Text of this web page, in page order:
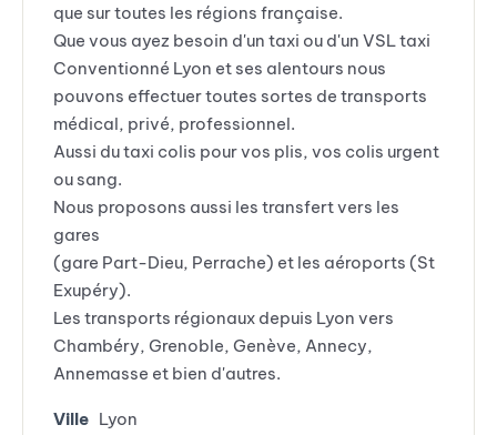
que sur toutes les régions française.
Que vous ayez besoin d'un taxi ou d'un VSL taxi
Conventionné Lyon et ses alentours nous
pouvons effectuer toutes sortes de transports
médical, privé, professionnel.
Aussi du taxi colis pour vos plis, vos colis urgent
ou sang.
Nous proposons aussi les transfert vers les
gares
(gare Part-Dieu, Perrache) et les aéroports (St
Exupéry).
Les transports régionaux depuis Lyon vers
Chambéry, Grenoble, Genève, Annecy,
Annemasse et bien d'autres.
Ville Lyon